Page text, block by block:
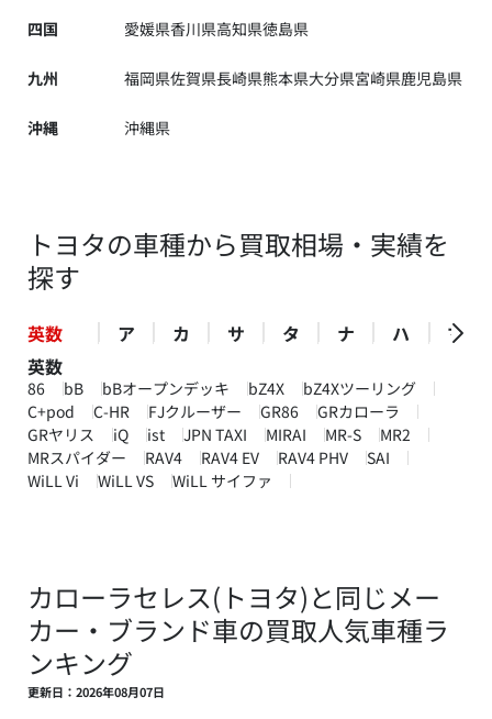
四国 愛媛県香川県高知県徳島県
九州 福岡県佐賀県長崎県熊本県大分県宮崎県鹿児島県
沖縄 沖縄県
トヨタの車種から買取相場・実績を
探す
英数 ア カ サ タ ナ ハ
マ
英数
86 bB bBオープンデッキ bZ4X
bZ4Xツーリング
C+pod
C-HR FJクルーザー GR86
GRカローラ
GRヤリス
iQ ist JPN TAXI MIRAI MR-S
MR2
MRスパイダー
RAV4 RAV4 EV RAV4 PHV
SAI
WiLL Vi
WiLL VS WiLL サイファ
カローラセレス(トヨタ)と同じメー
カー・ブランド車の買取人気車種ラ
ンキング
更新日：2026年08月07日